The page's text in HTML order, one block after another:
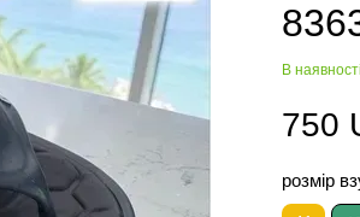
В наявності
750
розмір